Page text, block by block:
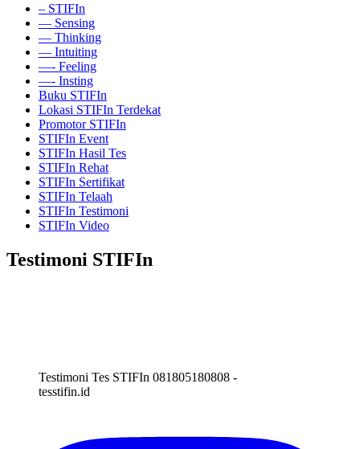
– STIFIn
— Sensing
— Thinking
— Intuiting
—- Feeling
—- Insting
Buku STIFIn
Lokasi STIFIn Terdekat
Promotor STIFIn
STIFIn Event
STIFIn Hasil Tes
STIFIn Rehat
STIFIn Sertifikat
STIFIn Telaah
STIFIn Testimoni
STIFIn Video
Testimoni STIFIn
Testimoni Tes STIFIn 081805180808 -
tesstifin.id